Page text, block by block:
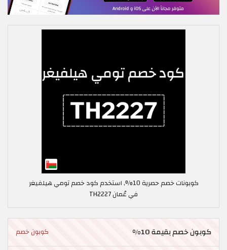
كوبونات خصم حصرية 10%, استخدم كود خصم تومي هيلفيغر
في عُمان TH2227
كوبون خصم بقيمة 10% كوبون خصم